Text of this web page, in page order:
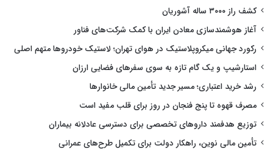
کشف راز ۳۰۰۰ ساله آشوریان
آغاز هوشمندسازی معادن ایران با کمک شرکت‌های فناور
رکورد جهانی میکروپلاستیک در هوای تهران؛ لاستیک خودروها متهم اصلی
استارشیپ و یک گام تازه به سوی سفرهای فضایی ارزان
رشد خرید اعتباری؛ مسیر جدید تأمین مالی خانوارها
مصرف قهوه تا پنج فنجان در روز برای قلب مفید است
توزیع هدفمند داروهای تخصصی برای دسترسی عادلانه بیماران
تأمین مالی نوین، راهکار دولت برای تکمیل طرح‌های عمرانی